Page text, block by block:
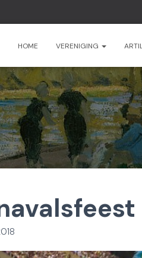
HOME VERENIGING